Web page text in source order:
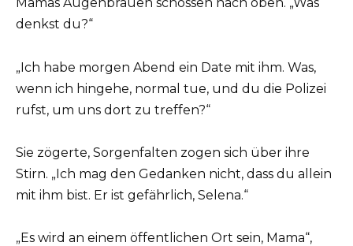
Mamas Augenbrauen schossen nach oben. „Was
denkst du?“
„Ich habe morgen Abend ein Date mit ihm. Was,
wenn ich hingehe, normal tue, und du die Polizei
rufst, um uns dort zu treffen?“
Sie zögerte, Sorgenfalten zogen sich über ihre
Stirn. „Ich mag den Gedanken nicht, dass du allein
mit ihm bist. Er ist gefährlich, Selena.“
„Es wird an einem öffentlichen Ort sein, Mama“,